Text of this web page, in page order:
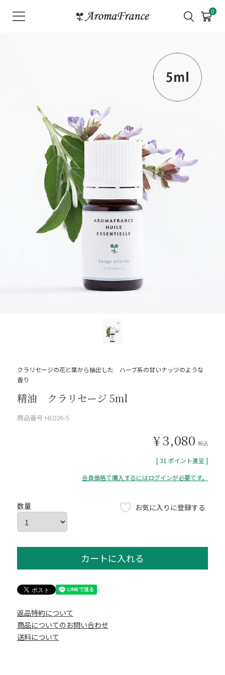
メ
ニ
0
クラリセージの花と葉から抽出した ハーブ系の甘いナッツのような
香り
精油 クラリセージ 5ml
商品番号 HE026-5
¥3,080 税込
[31 ポイント進呈 ]
会員価格で購入するにはログインが必要です。
お気に入りに登録する
カートに入れる
返品特約について
商品についてのお問い合わせ
送料について